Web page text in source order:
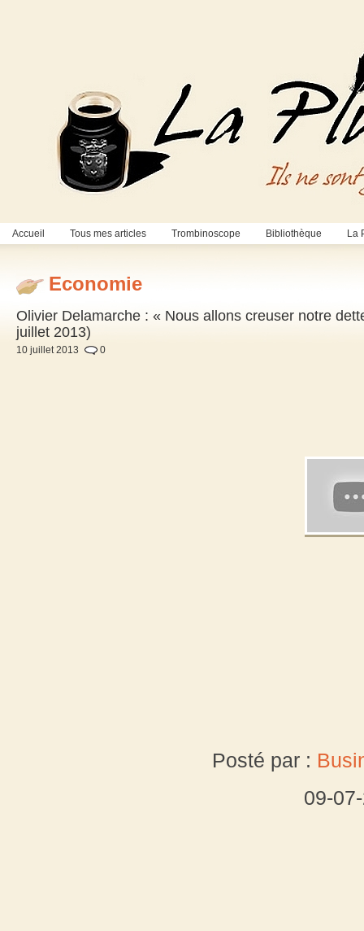
Accueil Tous mes articles Trombinoscope Bibliothèque La
Economie
Olivier Delamarche : « Nous allons creuser notre
juillet 2013)
10 juillet 2013 0
Posté par :
09-